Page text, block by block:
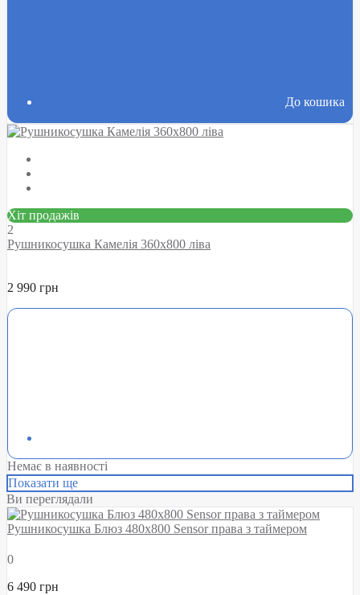
До кошика
Хіт продажів
2
Рушникосушка Камелія 360х800 ліва
2 990 грн
Немає в наявності
Показати ще
Ви переглядали
Рушникосушка Блюз 480х800 Sensor права з таймером
0
6 490 грн